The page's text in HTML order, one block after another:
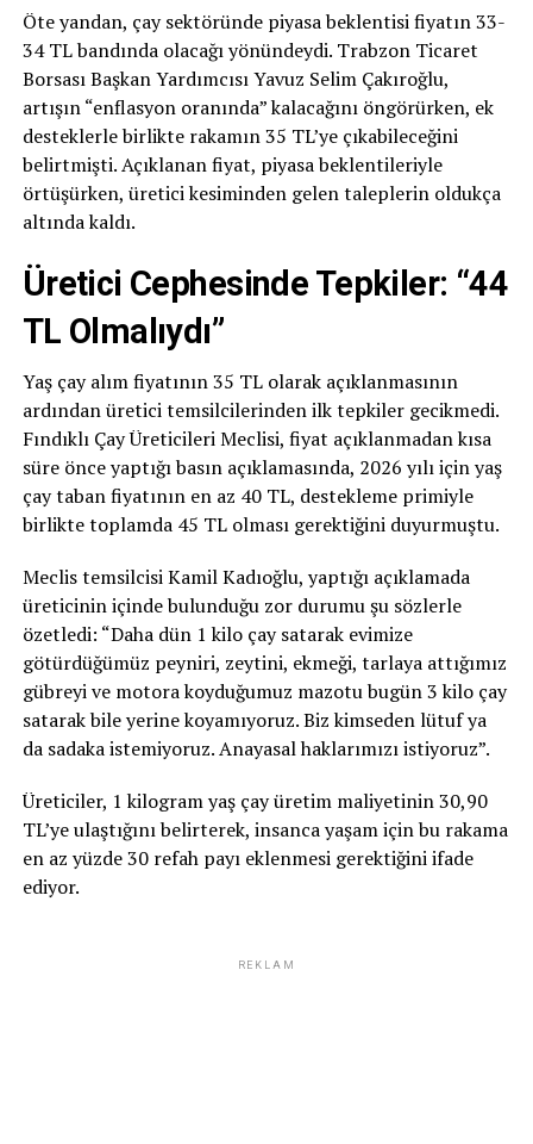
Öte yandan, çay sektöründe piyasa beklentisi fiyatın 33-
34 TL bandında olacağı yönündeydi. Trabzon Ticaret
Borsası Başkan Yardımcısı Yavuz Selim Çakıroğlu,
artışın “enflasyon oranında” kalacağını öngörürken, ek
desteklerle birlikte rakamın 35 TL’ye çıkabileceğini
belirtmişti. Açıklanan fiyat, piyasa beklentileriyle
örtüşürken, üretici kesiminden gelen taleplerin oldukça
altında kaldı.
Üretici Cephesinde Tepkiler: “44
TL Olmalıydı”
Yaş çay alım fiyatının 35 TL olarak açıklanmasının
ardından üretici temsilcilerinden ilk tepkiler gecikmedi.
Fındıklı Çay Üreticileri Meclisi, fiyat açıklanmadan kısa
süre önce yaptığı basın açıklamasında, 2026 yılı için yaş
çay taban fiyatının en az 40 TL, destekleme primiyle
birlikte toplamda 45 TL olması gerektiğini duyurmuştu.
Meclis temsilcisi Kamil Kadıoğlu, yaptığı açıklamada
üreticinin içinde bulunduğu zor durumu şu sözlerle
özetledi: “Daha dün 1 kilo çay satarak evimize
götürdüğümüz peyniri, zeytini, ekmeği, tarlaya attığımız
gübreyi ve motora koyduğumuz mazotu bugün 3 kilo çay
satarak bile yerine koyamıyoruz. Biz kimseden lütuf ya
da sadaka istemiyoruz. Anayasal haklarımızı istiyoruz”.
Üreticiler, 1 kilogram yaş çay üretim maliyetinin 30,90
TL’ye ulaştığını belirterek, insanca yaşam için bu rakama
en az yüzde 30 refah payı eklenmesi gerektiğini ifade
ediyor.
REKLAM